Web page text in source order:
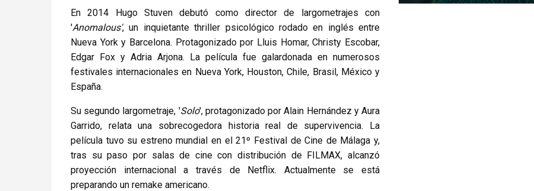
En 2014 Hugo Stuven debutó como director de largometrajes con
'Anomalous', un inquietante thriller psicológico rodado en inglés entre
Nueva York y Barcelona. Protagonizado por Lluis Homar, Christy Escobar,
Edgar Fox y Adria Arjona. La película fue galardonada en numerosos
festivales internacionales en Nueva York, Houston, Chile, Brasil, México y
España.
Su segundo largometraje, 'Solo', protagonizado por Alain Hernández y Aura
Garrido, relata una sobrecogedora historia real de supervivencia. La
película tuvo su estreno mundial en el 21º Festival de Cine de Málaga y,
tras su paso por salas de cine con distribución de FILMAX, alcanzó
proyección internacional a través de Netflix. Actualmente se está
preparando un remake americano.